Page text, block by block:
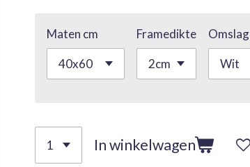
Maten cm Framedikte Omslag
In winkelwagen